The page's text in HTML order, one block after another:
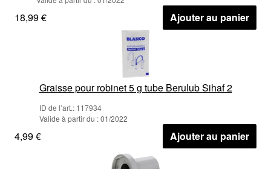
18,99 € Ajouter au panier
Graisse pour robinet 5 g tube Berulub Sihaf 2
ID de l’art.: 117934
Valide à partir du : 01/2022
4,99 € Ajouter au panier